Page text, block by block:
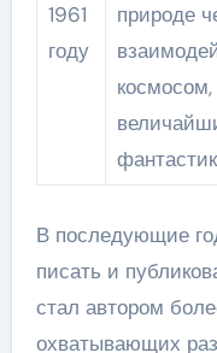
1961
году
природе
В последующие
писать и
стал автором
охватывающих